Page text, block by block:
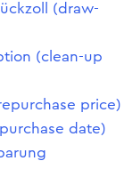
(draw-
(clean-up
price)
date)